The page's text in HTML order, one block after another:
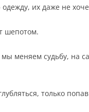
их даже не
шепотом.
меняем судьбу, на
только